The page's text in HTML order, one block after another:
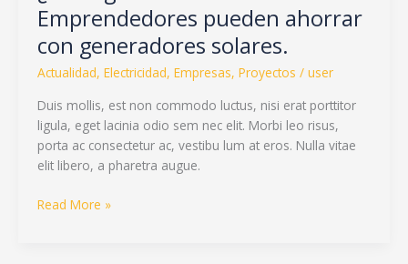
Emprendedores pueden ahorrar
con generadores solares.
Actualidad, Electricidad, Empresas, Proyectos / user
Duis mollis, est non commodo luctus, nisi erat porttitor
ligula, eget lacinia odio sem nec elit. Morbi leo risus,
porta ac consectetur ac, vestibu lum at eros. Nulla vitae
elit libero, a pharetra augue.
Read More »